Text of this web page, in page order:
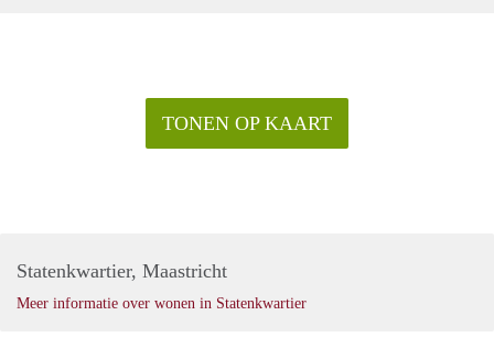
TONEN OP KAART
Statenkwartier, Maastricht
Meer informatie over wonen in Statenkwartier